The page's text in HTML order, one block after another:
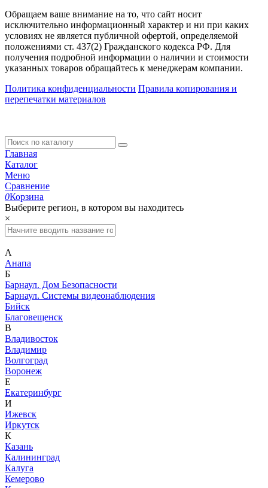
Обращаем ваше внимание на то, что сайт носит
исключительно информационный характер и ни при каких
условиях не является публичной офертой, определяемой
положениями ст. 437(2) Гражданского кодекса РФ. Для
получения подробной информации о наличии и стоимости
указанных товаров обращайтесь к менеджерам компании.
Политика конфиденциальности Правила копирования и
перепечатки материалов
Главная
Каталог
Меню
Сравнение
0Корзина
Выберите регион, в котором вы находитесь
×
А
Анапа
Б
Барнаул. Дом Безопасности
Барнаул. Системы видеонаблюдения
Бийск
Благовещенск
В
Владивосток
Владимир
Волгоград
Воронеж
Е
Екатеринбург
И
Ижевск
Иркутск
К
Казань
Калининград
Калуга
Кемерово